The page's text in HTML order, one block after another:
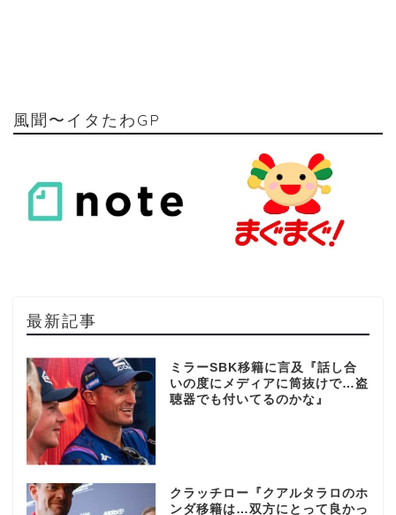
風聞〜イタたわGP
最新記事
ミラーSBK移籍に言及『話し合
いの度にメディアに筒抜けで…盗
聴器でも付いてるのかな』
クラッチロー『クアルタラロのホ
ンダ移籍は…双方にとって良かっ